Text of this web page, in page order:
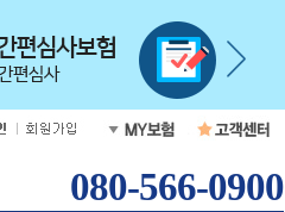
080-566-0900